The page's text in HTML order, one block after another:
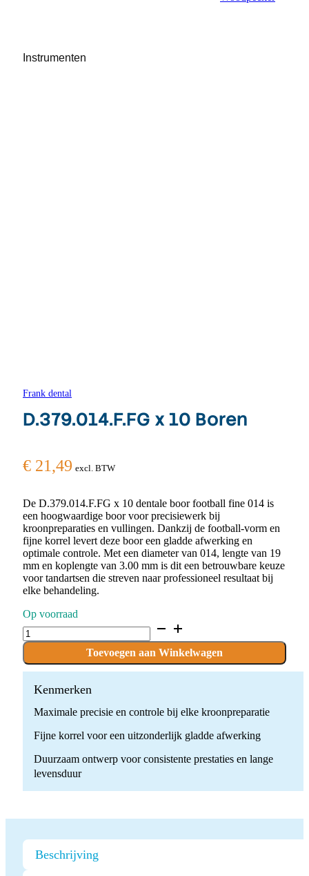
Instrumenten
Frank dental
D.379.014.F.FG x 10 Boren
€ 21,49 excl. BTW
De D.379.014.F.FG x 10 dentale boor football fine 014 is
een hoogwaardige boor voor precisiewerk bij
kroonpreparaties en vullingen. Dankzij de football-vorm en
fijne korrel levert deze boor een gladde afwerking en
optimale controle. Met een diameter van 014, lengte van 19
mm en koplengte van 3.00 mm is dit een betrouwbare keuze
voor tandartsen die streven naar professioneel resultaat bij
elke behandeling.
Op voorraad
D.379.014.F.FG
x
Boren
quantity
Toevoegen aan Winkelwagen
Kenmerken
Maximale precisie en controle bij elke kroonpreparatie
Fijne korrel voor een uitzonderlijk gladde afwerking
Duurzaam ontwerp voor consistente prestaties en lange
levensduur
Beschrijving